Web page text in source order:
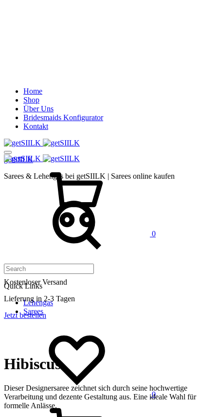
Home
Shop
Über Uns
Bridesmaids Konfigurator
Kontakt
getSIILK
Sarees & Lehengas bei getSIILK | Sarees online kaufen
Quick Links
Lehengas
Sarees
0
0
Kostenloser Versand
Lieferung in 2-3 Tagen
Jetzt bestellen
Hibiscus
Dieser Designersaree zeichnet sich durch seine hochwertige
Verarbeitung und dezente Gestaltung aus. Eine ideale Wahl für
formelle Anlässe.